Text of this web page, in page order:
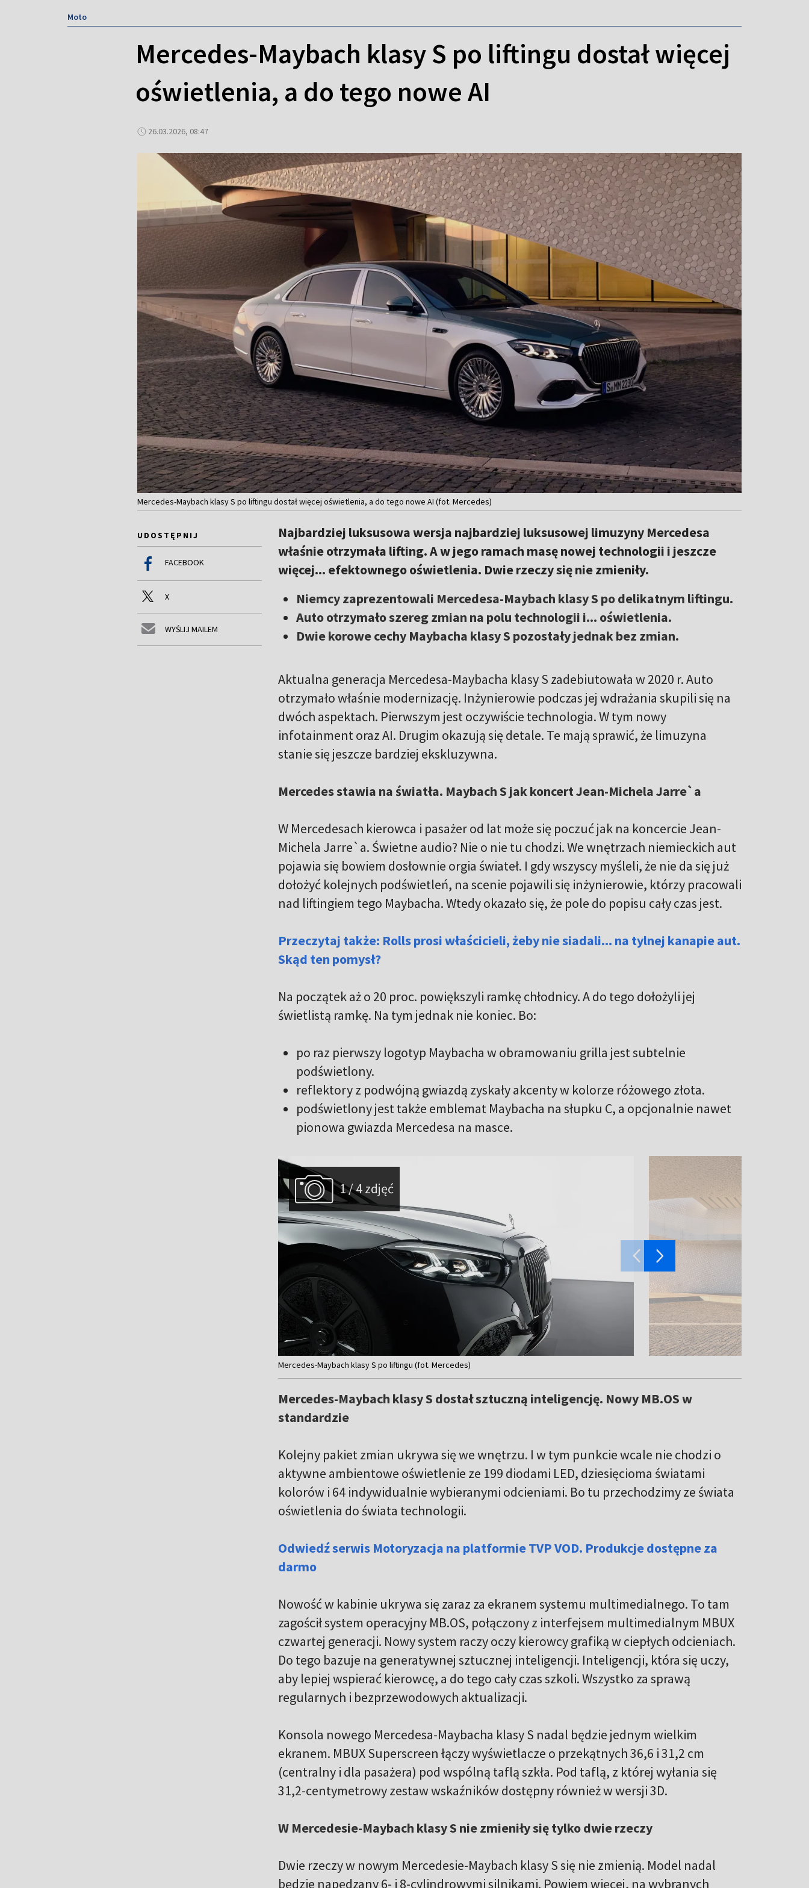
Moto
Mercedes-Maybach klasy S po liftingu dostał więcej
oświetlenia, a do tego nowe AI
26.03.2026, 08:47
Mercedes-Maybach klasy S po liftingu dostał więcej oświetlenia, a do tego nowe AI (fot. Mercedes)
UDOSTĘPNIJ
FACEBOOK
X
WYŚLIJ MAILEM
Najbardziej luksusowa wersja najbardziej luksusowej limuzyny Mercedesa
właśnie otrzymała lifting. A w jego ramach masę nowej technologii i jeszcze
więcej... efektownego oświetlenia. Dwie rzeczy się nie zmieniły.
Niemcy zaprezentowali Mercedesa-Maybach klasy S po delikatnym liftingu.
Auto otrzymało szereg zmian na polu technologii i... oświetlenia.
Dwie korowe cechy Maybacha klasy S pozostały jednak bez zmian.
Aktualna generacja Mercedesa-Maybacha klasy S zadebiutowała w 2020 r. Auto
otrzymało właśnie modernizację. Inżynierowie podczas jej wdrażania skupili się na
dwóch aspektach. Pierwszym jest oczywiście technologia. W tym nowy
infotainment oraz AI. Drugim okazują się detale. Te mają sprawić, że limuzyna
stanie się jeszcze bardziej ekskluzywna.
Mercedes stawia na światła. Maybach S jak koncert Jean-Michela Jarre`a
W Mercedesach kierowca i pasażer od lat może się poczuć jak na koncercie Jean-
Michela Jarre`a. Świetne audio? Nie o nie tu chodzi. We wnętrzach niemieckich aut
pojawia się bowiem dosłownie orgia świateł. I gdy wszyscy myśleli, że nie da się już
dołożyć kolejnych podświetleń, na scenie pojawili się inżynierowie, którzy pracowali
nad liftingiem tego Maybacha. Wtedy okazało się, że pole do popisu cały czas jest.
Przeczytaj także: Rolls prosi właścicieli, żeby nie siadali... na tylnej kanapie aut.
Skąd ten pomysł?
Na początek aż o 20 proc. powiększyli ramkę chłodnicy. A do tego dołożyli jej
świetlistą ramkę. Na tym jednak nie koniec. Bo:
po raz pierwszy logotyp Maybacha w obramowaniu grilla jest subtelnie
podświetlony.
reflektory z podwójną gwiazdą zyskały akcenty w kolorze różowego złota.
podświetlony jest także emblemat Maybacha na słupku C, a opcjonalnie nawet
pionowa gwiazda Mercedesa na masce.
1 / 4 zdjęć
Item
1
4
Mercedes-Maybach klasy S po liftingu (fot. Mercedes)
Mercedes-Maybach klasy S dostał sztuczną inteligencję. Nowy MB.OS w
standardzie
Kolejny pakiet zmian ukrywa się we wnętrzu. I w tym punkcie wcale nie chodzi o
aktywne ambientowe oświetlenie ze 199 diodami LED, dziesięcioma światami
kolorów i 64 indywidualnie wybieranymi odcieniami. Bo tu przechodzimy ze świata
oświetlenia do świata technologii.
Odwiedź serwis Motoryzacja na platformie TVP VOD. Produkcje dostępne za
darmo
Nowość w kabinie ukrywa się zaraz za ekranem systemu multimedialnego. To tam
zagościł system operacyjny MB.OS, połączony z interfejsem multimedialnym MBUX
czwartej generacji. Nowy system raczy oczy kierowcy grafiką w ciepłych odcieniach.
Do tego bazuje na generatywnej sztucznej inteligencji. Inteligencji, która się uczy,
aby lepiej wspierać kierowcę, a do tego cały czas szkoli. Wszystko za sprawą
regularnych i bezprzewodowych aktualizacji.
Konsola nowego Mercedesa-Maybacha klasy S nadal będzie jednym wielkim
ekranem. MBUX Superscreen łączy wyświetlacze o przekątnych 36,6 i 31,2 cm
(centralny i dla pasażera) pod wspólną taflą szkła. Pod taflą, z której wyłania się
31,2-centymetrowy zestaw wskaźników dostępny również w wersji 3D.
W Mercedesie-Maybach klasy S nie zmieniły się tylko dwie rzeczy
Dwie rzeczy w nowym Mercedesie-Maybach klasy S się nie zmienią. Model nadal
będzie napędzany 6- i 8-cylindrowymi silnikami. Powiem więcej, na wybranych